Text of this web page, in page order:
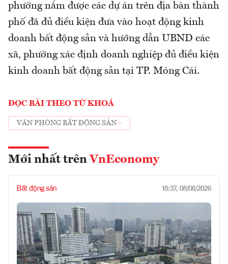
phường nắm được các dự án trên địa bàn thành
phố đã đủ điều kiện đưa vào hoạt động kinh
doanh bất động sản và hướng dẫn UBND các
xã, phường xác định doanh nghiệp đủ điều kiện
kinh doanh bất động sản tại TP. Móng Cái.
ĐỌC BÀI THEO TỪ KHOÁ
VĂN PHÒNG BẤT ĐỘNG SẢN
Mới nhất trên VnEconomy
Bất động sản 18:37, 08/08/2026